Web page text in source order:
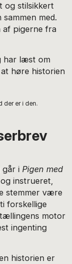
og stilsikkert
med.
af pigerne fra
har læst om
høre historien
der er i den.
går i Pigen med
instrueret,
stemmer være
forskellige
motor
ingenting
historien er